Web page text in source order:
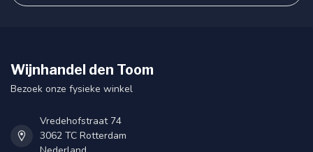
Wijnhandel den Toom
Bezoek onze fysieke winkel
Vredehofstraat 74
3062 TC Rotterdam